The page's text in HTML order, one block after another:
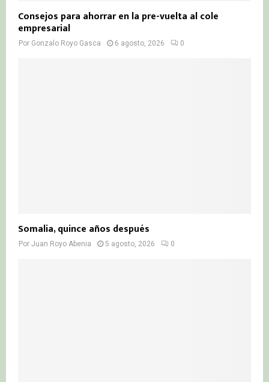
Consejos para ahorrar en la pre-vuelta al cole
empresarial
Por Gonzalo Royo Gasca 6 agosto, 2026 0
Somalia, quince años después
Por Juan Royo Abenia 5 agosto, 2026 0